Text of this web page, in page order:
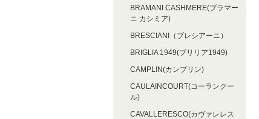
BRAMANI CASHMERE(ブラマー
ニ カシミア)
BRESCIANI（ブレシアーニ）
BRIGLIA 1949(ブリリア1949)
CAMPLIN(カンプリン)
CAULAINCOURT(コーランクー
ル)
CAVALLERESCO(カヴァレレス